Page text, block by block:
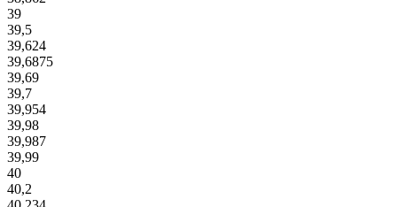
39
39,5
39,624
39,6875
39,69
39,7
39,954
39,98
39,987
39,99
40
40,2